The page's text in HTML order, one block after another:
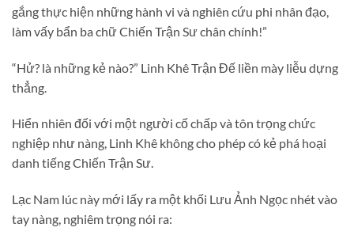
gắng thực hiện những hành vi và nghiên cứu phi nhân đạo,
làm vấy bẩn ba chữ Chiến Trận Sư chân chính!”
“Hử? là những kẻ nào?” Linh Khê Trận Đế liền mày liễu dựng
thẳng.
Hiển nhiên đối với một người cố chấp và tôn trọng chức
nghiệp như nàng, Linh Khê không cho phép có kẻ phá hoại
danh tiếng Chiến Trận Sư.
Lạc Nam lúc này mới lấy ra một khối Lưu Ảnh Ngọc nhét vào
tay nàng, nghiêm trọng nói ra: